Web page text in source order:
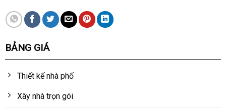
BẢNG GIÁ
Thiết kế nhà phố
Xây nhà trọn gói